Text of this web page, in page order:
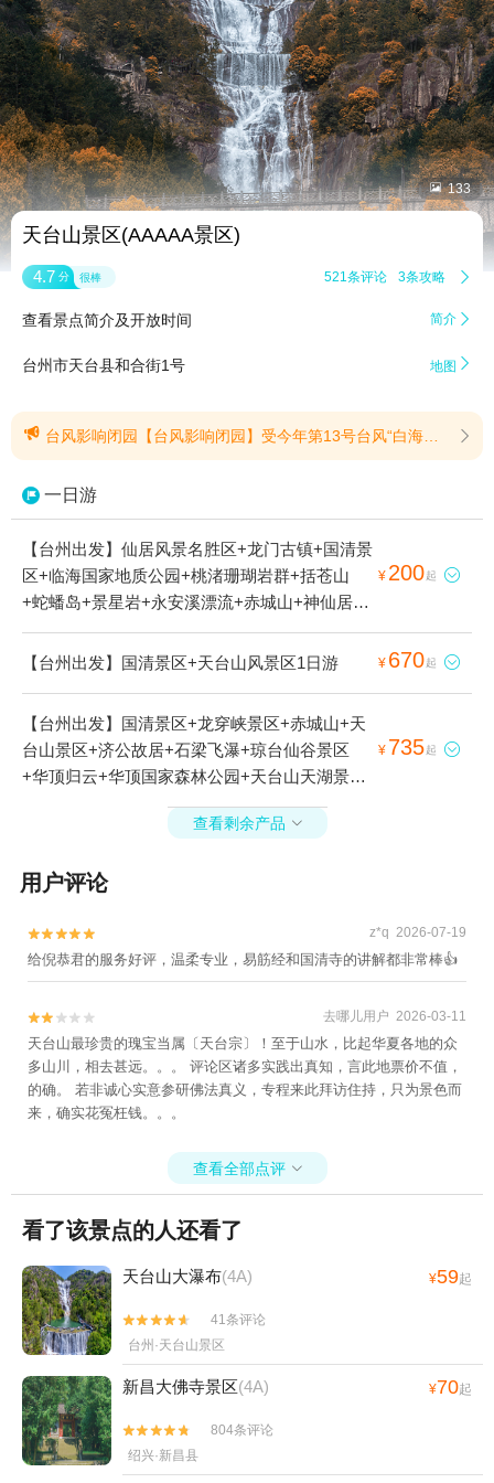
 133
天台山景区(AAAAA景区)
4.7 分 很棒 521条评论 3条攻略 
查看景点简介及开放时间 简介 
台州市天台县和合街1号 地图 
 台风影响闭园【台风影响闭园】受今年第13号台风“白海豚”影响，为确保广大游客朋友的人身安全，天台山旅游集团旗下部分景区：天台山大瀑布（琼台仙谷）景区、石梁景区、寒山景区、华顶景区、赤城山景区、始丰湖夜游；自8月7日（星期五）起暂时关闭，具体恢复开放时间视天气情况另行通知(提示有效期2026/8/7至2026/8/11) 
一日游
【台州出发】仙居风景名胜区+龙门古镇+国清景
区+临海国家地质公园+桃渚珊瑚岩群+括苍山
+蛇蟠岛+景星岩+永安溪漂流+赤城山+神仙居
+淡竹休闲谷+香严寺+DQ(谷德店)+长屿硐天+桃
渚古城+三门+台州府城文化旅游区+天台山景区
岩+石梁飞瀑+双门硐景区+琼台仙谷景区+华顶
归云+华顶国家森林公园+江南大峡谷景区+紫阳
街+天台天湖风景区+布袋山风景区+黄岩大瀑布
+江南大峡谷军事漂流+温岭方山景区+浙东十八
潭+牛头山国家森林公园+长屿硐天熊猫馆+温岭
市锦屏公园+临海市桃渚龙湾海滨景区+桃江十三
渚+临海大火山+临海东湖+温岭石夫人+蛇蟠岛
+台州黄土岭大峡谷+台州马头山景区+牛头山风
家杨梅+仙居杨梅+台州温岭魔幻冰雪世界+349
潜艇观光基地+黄岩梦幻部落游乐园+吉捕岙沙滩
+温岭洞下沙滩+仙居百花谷+天台龙穿峡漂流
+台州太阳城梦幻灯光节+椒江嬉戏儿童乐园+台
区+天台温泉山庄+神仙居莲荷文化园+台州湾野
生动物园+仙居大江南牡丹园+仙居欢乐谷南溪漂
+栖心谷+黄岩山景区+中国安基山航空飞行营地
+临海安基山滑翔基地-已下线+小济公乐园+牧云
谷景区+潘家小镇情人谷+温岭山海之韵高空玻璃
桥观景+台州湾湿地公园+北石梁洞（仙人洞）
+玉环炮台滨海高空漂流+天台山大瀑布+温岭动
物园+后岭花开嬉栖谷+温岭山海之韵+漩门湾国
家湿地公园+绿城天台山雪乐园+浙江台州黄岩上
垟飞行营地+上栈头+台州府城墙+仙居神龙谷景
区+浙江台州白鹤九龙山滑翔伞+上江百花园+东
湖（台州府城）+温岭田园牧歌旅游度假区+临海
¥ 200起 
【台州出发】国清景区+天台山风景区1日游 ¥ 670起 
【台州出发】国清景区+龙穿峡景区+赤城山+天
台山景区+济公故居+石梁飞瀑+琼台仙谷景区
+华顶归云+华顶国家森林公园+天台山天湖景区
+天台龙穿峡漂流+天台山国清景区+天台温泉山
庄+天台山大瀑布+天台县+国清寺1日游
¥ 735起 
查看剩余产品 
用户评论

 z*q 2026-07-19
给倪恭君的服务好评，温柔专业，易筋经和国清寺的讲解都非常棒👍

 去哪儿用户 2026-03-11
天台山最珍贵的瑰宝当属〔天台宗〕！至于山水，比起华夏各地的众
多山川，相去甚远。。。 评论区诸多实践出真知，言此地票价不值，
的确。 若非诚心实意参研佛法真义，专程来此拜访住持，只为景色而
来，确实花冤枉钱。。。
查看全部点评 
看了该景点的人还看了
天台山大瀑布(4A) ¥59起


41条评论
台州·天台山景区
新昌大佛寺景区(4A) ¥70起


804条评论
绍兴·新昌县
